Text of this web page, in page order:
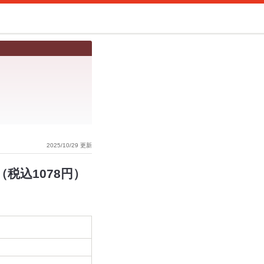
2025/10/29 更新
込1078円）